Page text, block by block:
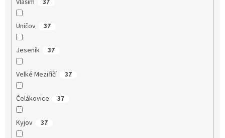
Vlašim 37
Uničov 37
Jeseník 37
Velké Meziříčí 37
Čelákovice 37
Kyjov 37